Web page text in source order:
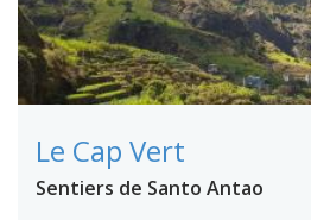
Le Cap Vert
Sentiers de Santo Antao